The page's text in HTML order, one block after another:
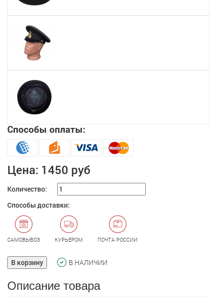
Способы оплаты:
Цена: 1450 руб
Количество:
Способы доставки:
САМОВЫВОЗ КУРЬЕРОМ ПОЧТА РОССИИ
В корзину В НАЛИЧИИ
Описание товара